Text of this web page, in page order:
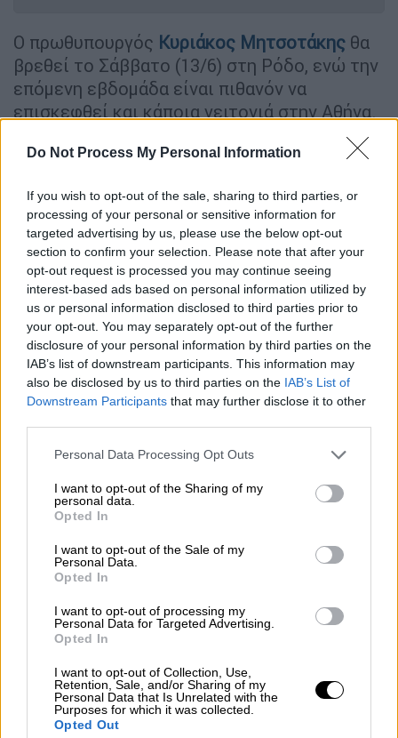
Do Not Process My Personal Information
If you wish to opt-out of the sale, sharing to third parties, or
processing of your personal or sensitive information for
targeted advertising by us, please use the below opt-out
section to confirm your selection. Please note that after your
opt-out request is processed you may continue seeing
interest-based ads based on personal information utilized by
us or personal information disclosed to third parties prior to
your opt-out. You may separately opt-out of the further
disclosure of your personal information by third parties on the
IAB’s list of downstream participants. This information may
also be disclosed by us to third parties on the IAB’s List of
Downstream Participants that may further disclose it to other
Please note that this website/app uses one or more Google
not limited to your visit or usage behaviour. You may click to
grant or deny consent to Google and its third-party tags to
use your data for below specified purposes in below Google
consent section.
Personal Data Processing Opt Outs
I want to opt-out of the Sharing of my
personal data.
Opted In
I want to opt-out of the Sale of my
Personal Data.
Opted In
I want to opt-out of processing my
Personal Data for Targeted Advertising.
Opted In
I want to opt-out of Collection, Use,
Retention, Sale, and/or Sharing of my
Personal Data that Is Unrelated with the
Purposes for which it was collected.
Opted Out
Ο πρωθυπουργός Κυριάκος Μητσοτάκης θα
βρεθεί το Σάββατο (13/6) στη Ρόδο, ενώ την
επόμενη εβδομάδα είναι πιθανόν να
επισκεφθεί και κάποια γειτονιά στην Αθήνα.
ζεσταίνονται και αύριο στη Θεσσαλονίκη θα
με την συμμετοχή μελών της κυβέρνησης,
βουλευτών και τοπικών στελεχών. Θα
ακολουθήσουν μέσα στις επόμενες
εβδομάδες άλλα τρία «ραντεβού» σεΑγρίνιο,
Ιωάννινα και Λάρισα(κάθε Πέμπτη).
Παράλληλα από τηνΚεντρική Μακεδονί
ξεκίνησαν τις εξορμήσεις τους μεικτά
κλιμάκια, με υπουργούς, βουλευτές και
στελέχη της Ν.Δ, με στόχο την προβολή των
κυβερνητικών πεπραγμένων. Από την
κυβέρνηση εστιάζουν ιδιαιτέρως στη Βόρεια
δεξιών πίεση.
σημερινή ομιλία του στην Πολιτική Επιτροπή
της Ν.Δ, θα τονίσει την ανάγκη να υπάρξει
εξωστρέφεια και θα υπογραμμίσει πως δεν
πρέπεινα χάνονται τα όσα κάνει η
κυβέρνησηστην καθημερινότητα. Στην
Πειραιώς αναγνωρίζουν πως
αναζωογόνησητης κομματικής βάσης και η
επανενεργοποίηση πολιτών που παραμένουν